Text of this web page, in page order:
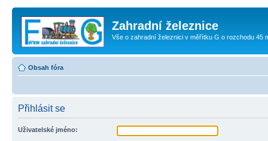
Zahradní železnice
Vše o zahradní železnici v měřítku G o rozchodu 45
Obsah fóra
Přihlásit se
Uživatelské jméno: